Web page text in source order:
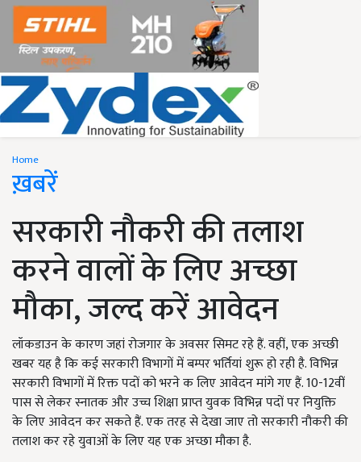
Home
ख़बरें
सरकारी नौकरी की तलाश
करने वालों के लिए अच्छा
मौका, जल्द करें आवेदन
लॉकडाउन के कारण जहां रोजगार के अवसर सिमट रहे हैं. वहीं, एक अच्छी
खबर यह है कि कई सरकारी विभागों में बम्पर भर्तियां शुरू हो रही है. विभिन्न
सरकारी विभागों में रिक्त पदों को भरने क लिए आवेदन मांगे गए हैं. 10-12वीं
पास से लेकर स्नातक और उच्च शिक्षा प्राप्त युवक विभिन्न पदों पर नियुक्ति
के लिए आवेदन कर सकते हैं. एक तरह से देखा जाए तो सरकारी नौकरी की
तलाश कर रहे युवाओं के लिए यह एक अच्छा मौका है.